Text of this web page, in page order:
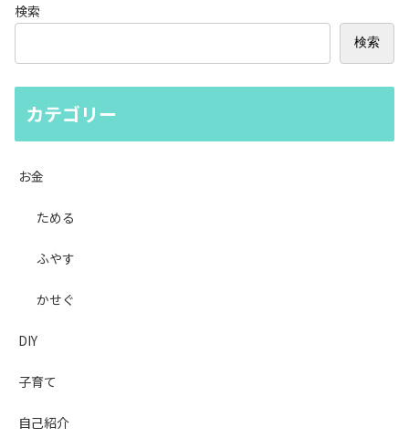
検索
検索
カテゴリー
お金
ためる
ふやす
かせぐ
DIY
子育て
自己紹介